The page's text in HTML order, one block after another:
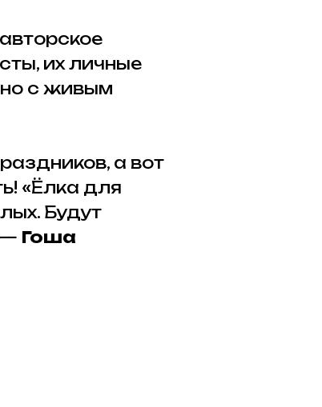
их личные
с живым
а вот
«Ёлка для
Будут
— Гоша